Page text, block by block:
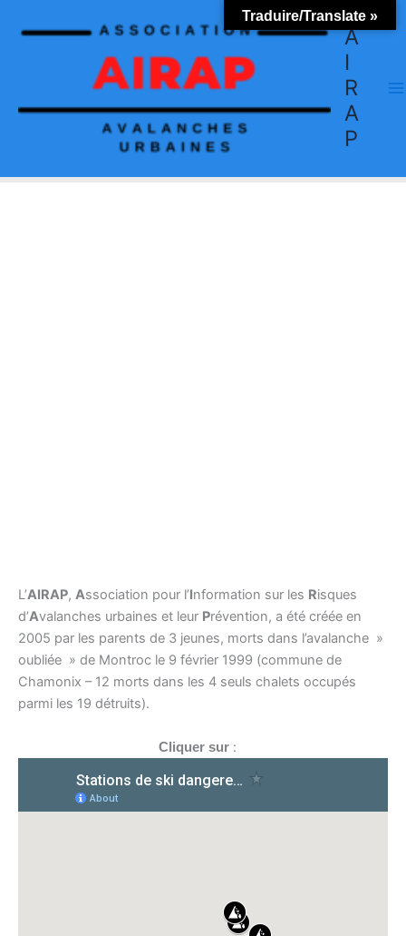
A
I
R
A
P
L’AIRAP, Association pour l’Information sur les Risques
d’Avalanches urbaines et leur Prévention, a été créée en
2005 par les parents de 3 jeunes, morts dans l’avalanche »
oubliée » de Montroc le 9 février 1999 (commune de
Chamonix – 12 morts dans les 4 seuls chalets occupés
parmi les 19 détruits).
Cliquer sur :
Traduire/Translate »